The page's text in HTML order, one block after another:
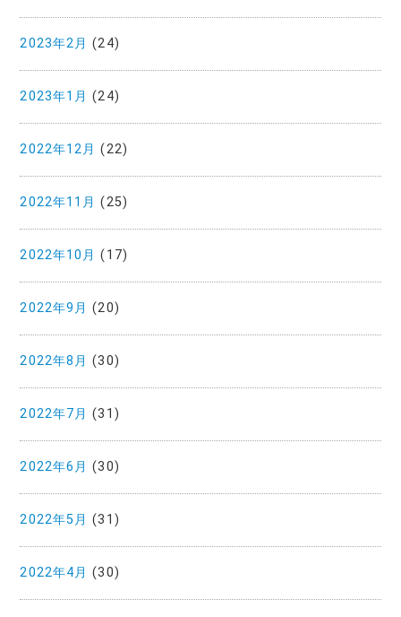
2023年2月 (24)
2023年1月 (24)
2022年12月 (22)
2022年11月 (25)
2022年10月 (17)
2022年9月 (20)
2022年8月 (30)
2022年7月 (31)
2022年6月 (30)
2022年5月 (31)
2022年4月 (30)